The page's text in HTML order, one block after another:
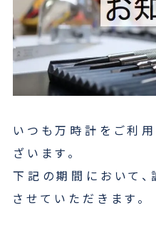
いつも万時計をご利
ざいます。
下記の期間において
させていただきます。